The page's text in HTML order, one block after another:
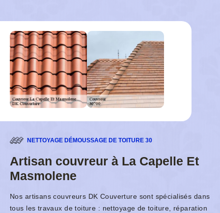
NETTOYAGE DÉMOUSSAGE DE TOITURE 30
Artisan couvreur à La Capelle Et
Masmolene
Nos artisans couvreurs DK Couverture sont spécialisés dans
tous les travaux de toiture : nettoyage de toiture, réparation